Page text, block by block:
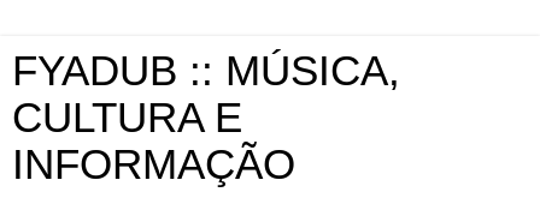
FYADUB :: MÚSICA,
CULTURA E
INFORMAÇÃO